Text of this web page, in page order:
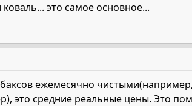
это самое основное...
ежемесячно
это средние реальные цены. Это